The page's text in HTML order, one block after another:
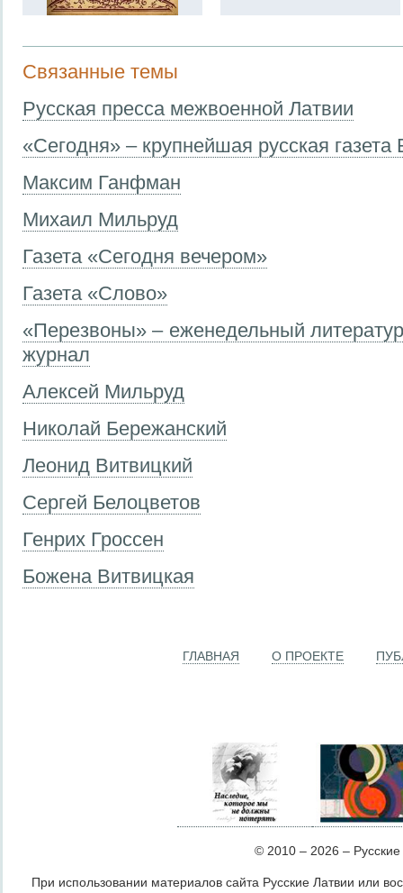
Связанные темы
Русская пресса межвоенной Латвии
«Сегодня» – крупнейшая русская газета
Максим Ганфман
Михаил Мильруд
Газета «Сегодня вечером»
Газета «Слово»
«Перезвоны» – еженедельный
журнал
Алексей Мильруд
Николай Бережанский
Леонид Витвицкий
Сергей Белоцветов
Генрих Гроссен
Божена Витвицкая
ГЛАВНАЯ О ПРОЕКТЕ
© 2010 – 2026 –
При использовании материалов сайта Русские Латвии или